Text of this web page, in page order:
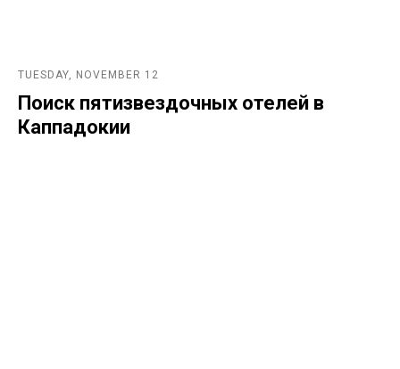
TUESDAY, NOVEMBER 12
Поиск пятизвездочных отелей в
Каппадокии